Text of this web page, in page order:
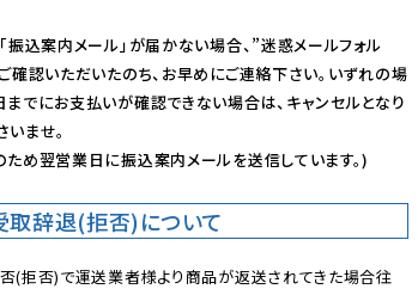
振込案内メール」が届かない場合、”迷惑メールフォル
確認いただいたのち、お早めにご連絡下さい。いずれの場
までにお支払いが確認できない場合は、キャンセルとなり
ませ。
め翌営業日に振込案内メールを送信しています。)
取辞退(拒否)について
(拒否)で運送業者様より商品が返送されてきた場合往